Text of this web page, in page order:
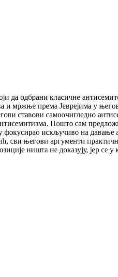
одбрани класичне
и мржње према Јеврејима у
ставови самоочигледно
Пошто сам
искључиво на
сви његови аргументи
ништа не доказују, јер се